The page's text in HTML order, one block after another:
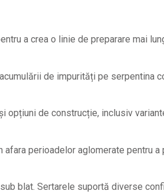
a crea o linie de preparare mai
de impurități pe serpentina
opțiuni de construcție, inclusiv
perioadelor aglomerate pentru
blat. Sertarele suportă diverse